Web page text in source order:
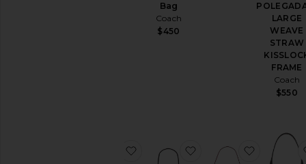
Bag
Coach
$450
LARGE
WEAVE
STRAW
FRAME
Coach
$550
favoritoSoft SneakerfavoritoGlovetanned